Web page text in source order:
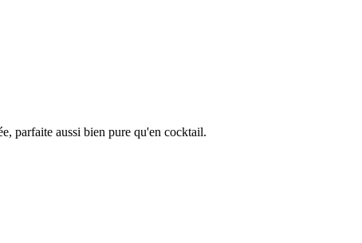
parfaite aussi bien pure qu'en cocktail.